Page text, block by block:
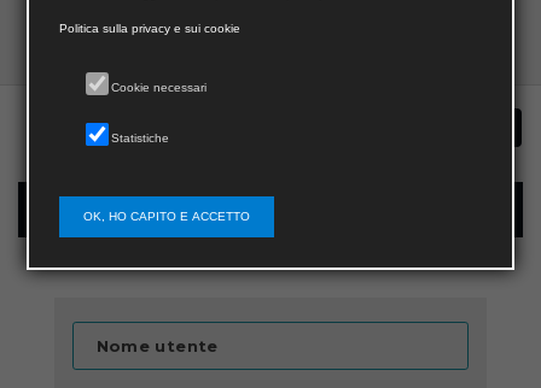
Registrazione nuovo utente per acquisti sul sito
Nome utente
Politica sulla privacy e sui cookie
Cookie necessari
Statistiche
OK, HO CAPITO E ACCETTO